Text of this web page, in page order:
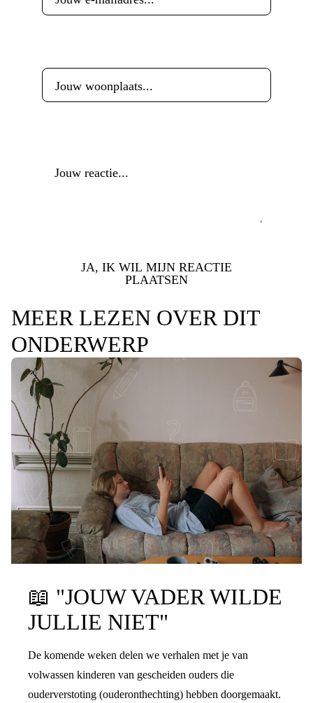
JA, IK WIL MIJN REACTIE
PLAATSEN
MEER LEZEN OVER DIT
ONDERWERP
📖 "JOUW VADER WILDE
JULLIE NIET"
De komende weken delen we verhalen met je van
volwassen kinderen van gescheiden ouders die
ouderverstoting (ouderonthechting) hebben doorgemaakt.